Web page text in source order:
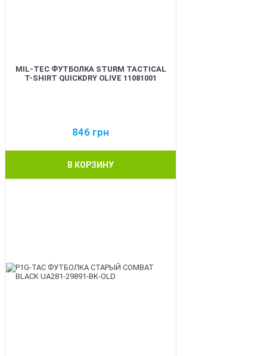
MIL-TEC ФУТБОЛКА STURM TACTICAL
T-SHIRT QUICKDRY OLIVE 11081001
846 грн
В КОРЗИНУ